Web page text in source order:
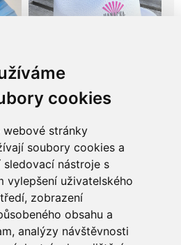
cookies
webové stránky
soubory cookies a
sledovací nástroje s
vylepšení uživatelského
zobrazení
obsahu a
analýzy návštěvnosti